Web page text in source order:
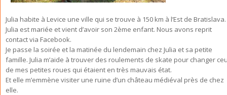
Julia habite à Levice une ville qui se trouve à 150 km à l’Est de Bratislava.
Julia est mariée et vient d’avoir son 2ème enfant. Nous avons reprit
contact via Facebook.
Je passe la soirée et la matinée du lendemain chez Julia et sa petite
famille. Julia m’aide à trouver des roulements de skate pour changer
de mes petites roues qui étaient en très mauvais état.
Et elle m’emmène visiter une ruine d’un château médiéval près de chez
elle.